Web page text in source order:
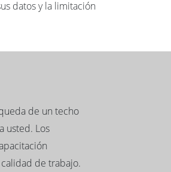
datos y la limitación
de un techo
usted. Los
de trabajo.